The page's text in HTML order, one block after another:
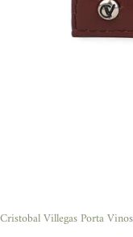
Cristobal Villegas Porta Vinos